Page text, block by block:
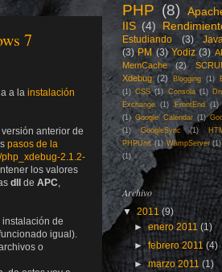
7
a la instalación
anterior de
pasos de la
php_xdebug-2.1.2-
los valores
dll de APC
de
igual).
o
PHP (8)
IIS (4)
Estudiando (3)
(3) PM (3) Yodiz (3)
MemCache
(2)
Xdebug (2) Blogging (1)
(1) CSS (1) Consola (1)
Exchange
(1) FrontEnd (1)
(1) Google Calendar (1)
(1)
GoogleSync (1)
PHPUnit (1) WampServer (1)
(1)
Archivo
▼ 2011 (9)
►enero 2011 (1)
►febrero 2011 (4)
►marzo 2011 (1)